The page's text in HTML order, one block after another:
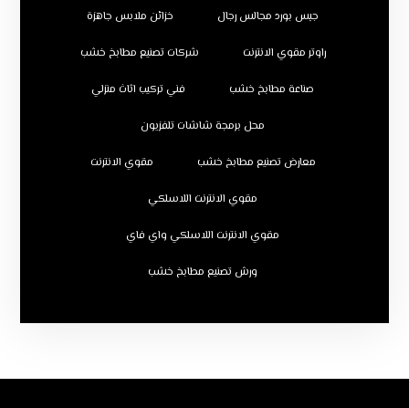
جبس بورد مجالس رجال خزائن ملابس جاهزة
راوتر مقوي الانترنت شركات تصنيع مطابخ خشب
صناعة مطابخ خشب فني تركيب اثاث منزلي
محل برمجة شاشات تلفزيون
معارض تصنيع مطابخ خشب مقوي الانترنت
مقوي الانترنت اللاسلكي
مقوي الانترنت اللاسلكي واي فاي
ورش تصنيع مطابخ خشب